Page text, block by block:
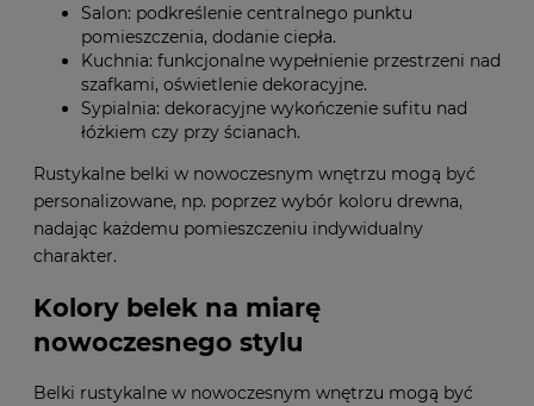
Salon: podkreślenie centralnego punktu
pomieszczenia, dodanie ciepła.
Kuchnia: funkcjonalne wypełnienie przestrzeni nad
szafkami, oświetlenie dekoracyjne.
Sypialnia: dekoracyjne wykończenie sufitu nad
łóżkiem czy przy ścianach.
Rustykalne belki w nowoczesnym wnętrzu mogą być
personalizowane, np. poprzez wybór koloru drewna,
nadając każdemu pomieszczeniu indywidualny
charakter.
Kolory belek na miarę
nowoczesnego stylu
Belki rustykalne w nowoczesnym wnętrzu mogą być